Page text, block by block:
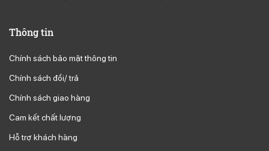
Thông tin
Chính sách bảo mật thông tin
Chính sách đổi/ trả
Chính sách giao hàng
Cam kết chất lượng
Hỗ trợ khách hàng